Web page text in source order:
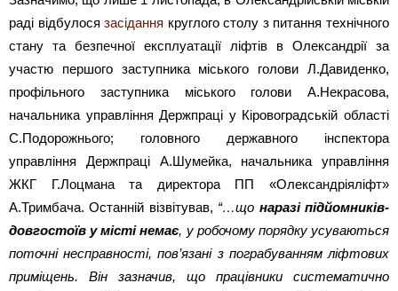
раді відбулосязасідання круглого столу з питання технічного
стану та безпечної експлуатації ліфтів в Олександрії за
участю першого заступника міського голови Л.Давиденко,
профільного заступника міського голови А.Некрасова,
начальника управління Держпраці у Кіровоградській області
С.Подорожнього; головного державного інспектора
управління Держпраці А.Шумейка, начальника управління
ЖКГ Г.Лоцмана та директора ПП «Олександріяліфт»
А.Тримбача. Останній візвітував, “…що наразі підйомників-
довгостоїв у місті немає, у робочому порядку усуваються
поточні несправності, пов’язані з пограбуванням ліфтових
приміщень. Він зазначив, що працівники систематично